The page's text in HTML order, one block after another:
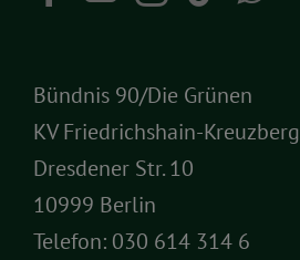
Bündnis 90/Die Grünen
KV Friedrichshain-Kreuzberg
Dresdener Str. 10
10999 Berlin
Telefon: 030 614 314 6